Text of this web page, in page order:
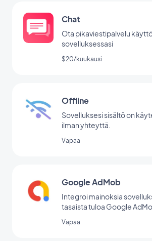
Chat
Ota pikaviestipalvelu
sovelluksessasi
$20/kuukausi
Offline
Sovelluksesi sisältö on
ilman yhteyttä.
Vapaa
Google AdMob
Integroi mainoksia
tasaista tuloa Google
Vapaa